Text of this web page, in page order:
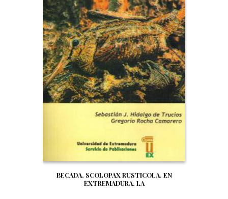
BECADA, SCOLOPAX RUSTICOLA. EN
EXTREMADURA, LA